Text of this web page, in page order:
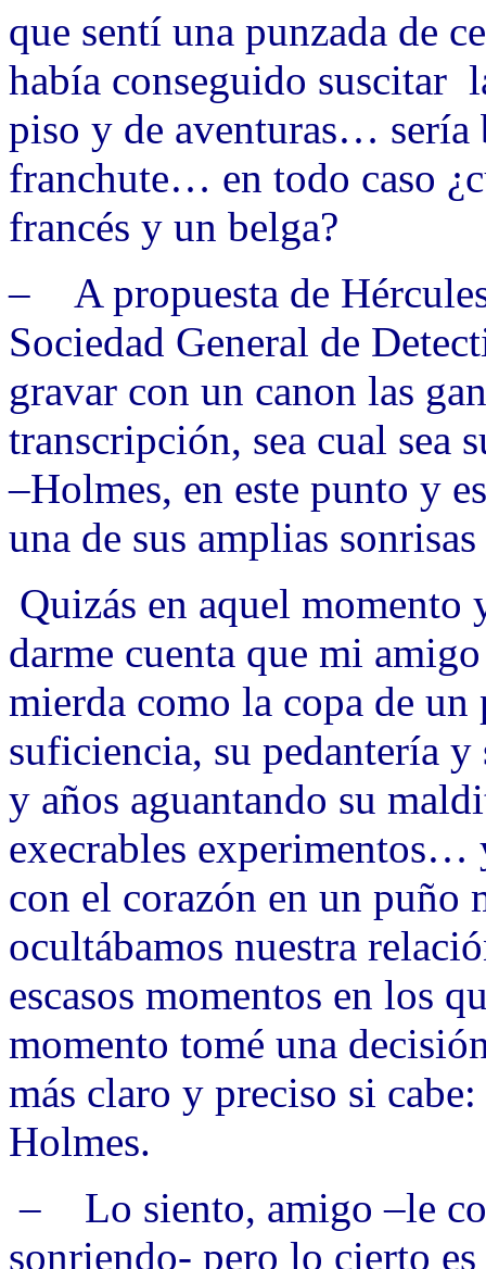
que sentí una punzada de
había conseguido suscitar
piso y de aventuras… sería
franchute… en todo caso
francés y un belga?
– A propuesta de
Sociedad General de
gravar con un canon las
transcripción, sea cual sea
–Holmes, en este punto y
una de sus amplias
Quizás en aquel momento
darme cuenta que mi
mierda como la copa de
suficiencia, su pedantería
y años aguantando su
execrables
con el corazón en un puño
ocultábamos nuestra
escasos momentos en los
momento tomé una
más claro y preciso si
Holmes.
– Lo siento, amigo –le
sonriendo- pero lo cierto